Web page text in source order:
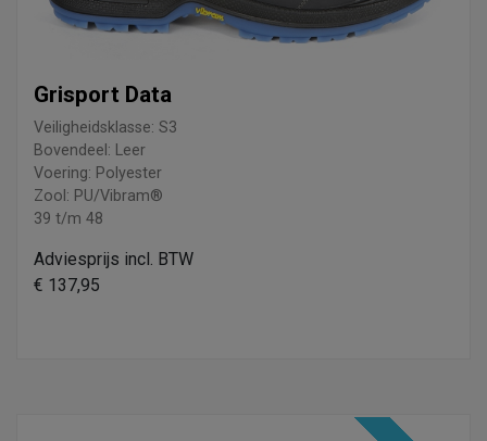
Grisport Data
Veiligheidsklasse: S3
Bovendeel: Leer
Voering: Polyester
Zool: PU/Vibram®
39 t/m 48
Adviesprijs incl. BTW
€ 137,95